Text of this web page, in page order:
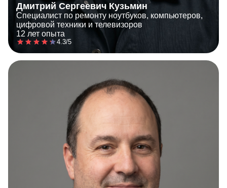
Дмитрий Сергеевич Кузьмин
Специалист по ремонту ноутбуков, компьютеров,
цифровой техники и телевизоров
12 лет опыта
4.3/5